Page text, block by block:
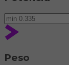
Peso